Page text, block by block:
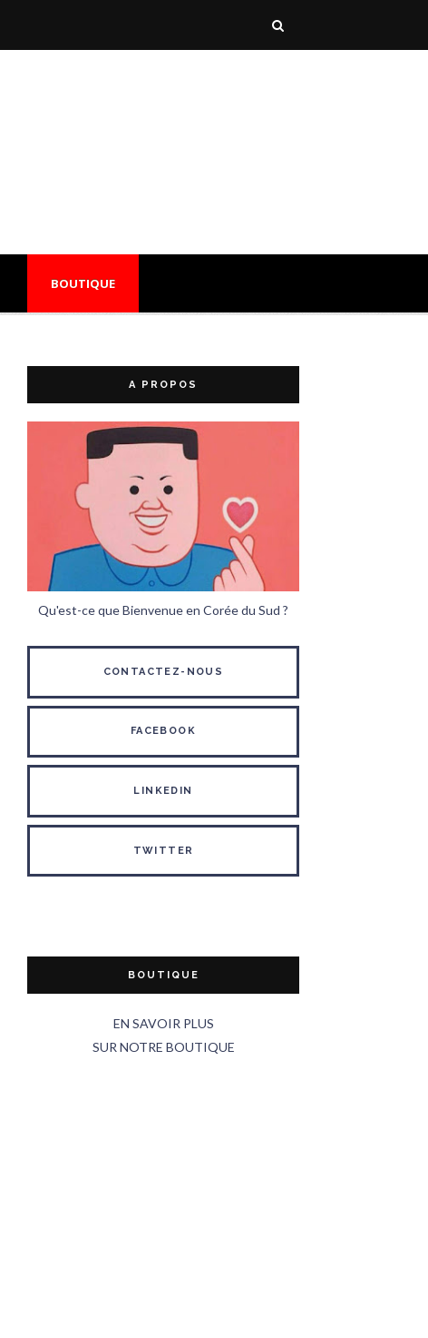
BOUTIQUE
A PROPOS
Qu'est-ce que Bienvenue en Corée du Sud ?
CONTACTEZ-NOUS
FACEBOOK
LINKEDIN
TWITTER
BOUTIQUE
EN SAVOIR PLUS
SUR NOTRE BOUTIQUE